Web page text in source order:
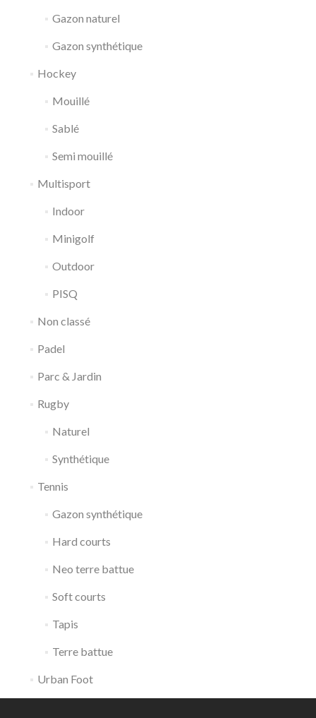
Gazon naturel
Gazon synthétique
Hockey
Mouillé
Sablé
Semi mouillé
Multisport
Indoor
Minigolf
Outdoor
PISQ
Non classé
Padel
Parc & Jardin
Rugby
Naturel
Synthétique
Tennis
Gazon synthétique
Hard courts
Neo terre battue
Soft courts
Tapis
Terre battue
Urban Foot